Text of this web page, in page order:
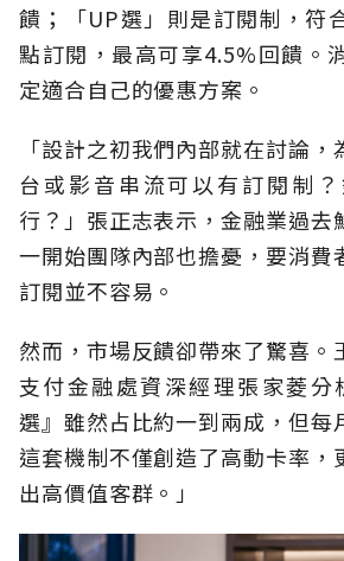
饋；「UP選」則是訂閱制，符
點訂閱，最高可享4.5%回饋。
定適合自己的優惠方案。
「設計之初我們內部就在討論
台或影音串流可以有訂閱制
行？」張正志表示，金融業過去
一開始團隊內部也擔憂，要消費
訂閱並不容易。
然而，市場反饋卻帶來了驚喜。
支付金融處資深經理張家菱分
選』雖然占比約一到兩成，但每
這套機制不僅創造了高動卡率，
出高價值客群。」